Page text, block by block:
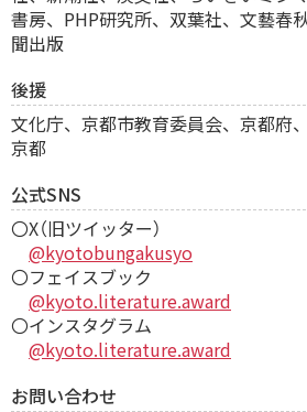
書房、PHP研究所、双葉社、文藝春
聞出版
後援
文化庁、京都市教育委員会、京都府
京都
公式SNS
〇X（旧ツイッター）
@kyotobungakusyo
〇フェイスブック
@kyoto.literature.award
〇インスタグラム
@kyoto.literature.award
お問い合わせ